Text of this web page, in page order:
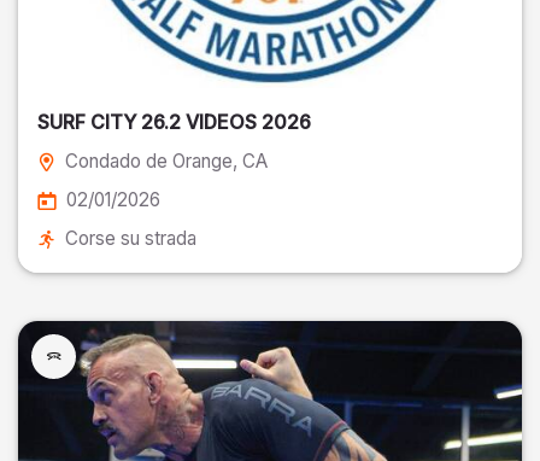
SURF CITY 26.2 VIDEOS 2026
Condado de Orange, CA
02/01/2026
Corse su strada